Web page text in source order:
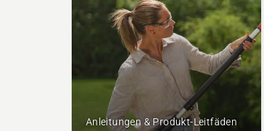
Anleitungen & Produkt-Leitfäden